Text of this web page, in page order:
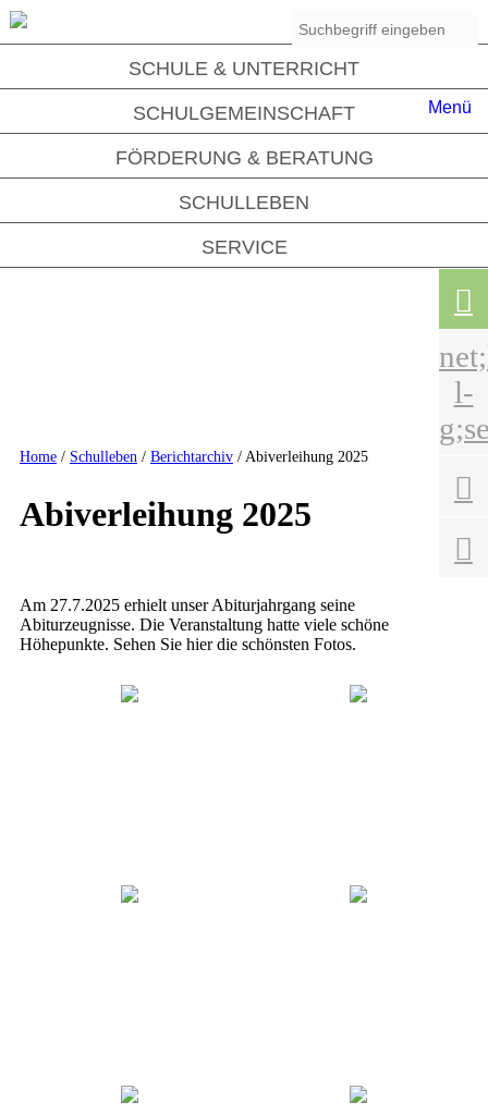
Menü
SCHULE & UNTERRICHT
SCHULGEMEINSCHAFT
FÖRDERUNG & BERATUNG
SCHULLEBEN
SERVICE
Home/ Schulleben / Berichtarchiv/ Abiverleihung 2025
Abiverleihung 2025
Am 27.7.2025 erhielt unser Abiturjahrgang seine
Abiturzeugnisse. Die Veranstaltung hatte viele schöne
Höhepunkte. Sehen Sie hier die schönsten Fotos.

l-

